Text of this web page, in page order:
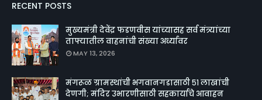
RECENT POSTS
मुख्यमंत्री देवेंद्र फडणवीस यांच्यासह सर्व मंत्र्यांच्या
ताफ्यातील वाहनांची संख्या अर्ध्यावर
MAY 13, 2026
मंगरूळ ग्रामस्थांची भगवानगडासाठी ५१ लाखांची
देणगी; मंदिर उभारणीसाठी सहकार्याचे आवाहन